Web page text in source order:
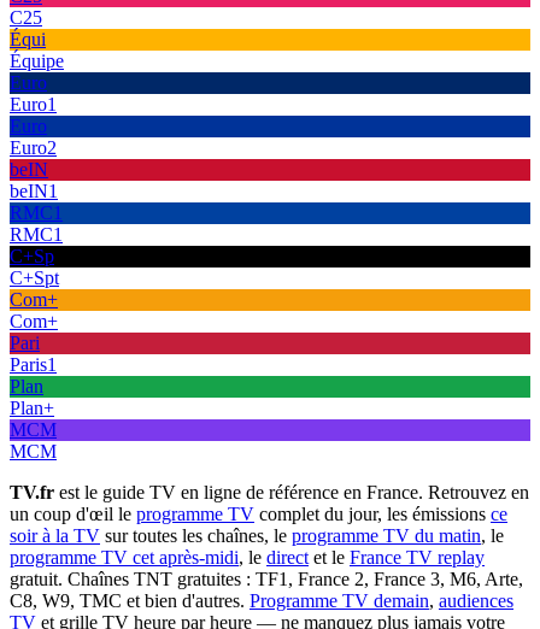
C25
Équi
Équipe
Euro
Euro1
Euro
Euro2
beIN
beIN1
RMC1
RMC1
C+Sp
C+Spt
Com+
Com+
Pari
Paris1
Plan
Plan+
MCM
MCM
TV.fr est le guide TV en ligne de référence en France. Retrouvez en
un coup d'œil le programme TV complet du jour, les émissions ce
soir à la TV sur toutes les chaînes, le programme TV du matin, le
programme TV cet après-midi, le direct et le France TV replay
gratuit. Chaînes TNT gratuites : TF1, France 2, France 3, M6, Arte,
C8, W9, TMC et bien d'autres. Programme TV demain, audiences
TV et grille TV heure par heure — ne manquez plus jamais votre